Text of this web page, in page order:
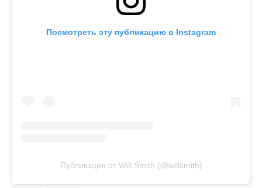
Посмотреть эту публикацию в Instagram
Публикация от Will Smith (@willsmith)